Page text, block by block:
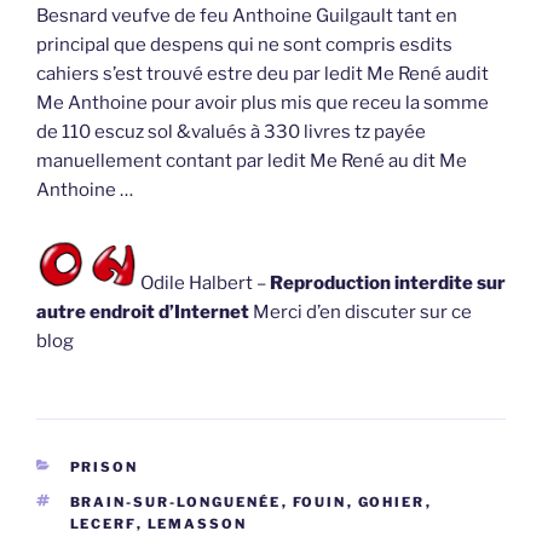
Besnard veufve de feu Anthoine Guilgault tant en
principal que despens qui ne sont compris esdits
cahiers s’est trouvé estre deu par ledit Me René audit
Me Anthoine pour avoir plus mis que receu la somme
de 110 escuz sol &valués à 330 livres tz payée
manuellement contant par ledit Me René au dit Me
Anthoine …
Odile Halbert – Reproduction interdite sur
autre endroit d’Internet Merci d’en discuter sur ce
blog
CATÉGORIES
PRISON
ÉTIQUETTES
BRAIN-SUR-LONGUENÉE , FOUIN , GOHIER ,
LECERF, LEMASSON